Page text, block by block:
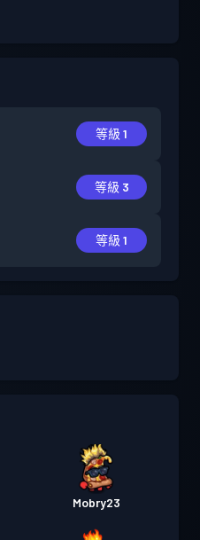
等級 1
等級 3
等級 1
Mobry23